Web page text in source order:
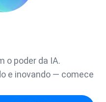
o poder da IA.
e inovando — comece